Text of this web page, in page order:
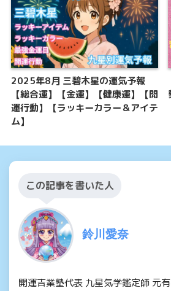
2025年8月 三碧木星の運気予報
【総合運】【金運】【健康運】【開
運行動】【ラッキーカラー＆アイテ
ム】
この記事を書いた人
鈴川愛奈
開運吉業塾代表 九星気学鑑定師 元